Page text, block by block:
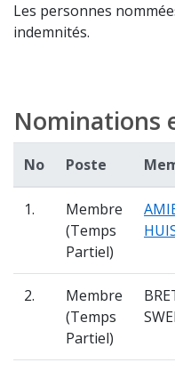
Les personnes
indemnités.
Nominations
No Poste
1.
Membre
(Temps
Partiel)
2.
Membre
(Temps
Partiel)